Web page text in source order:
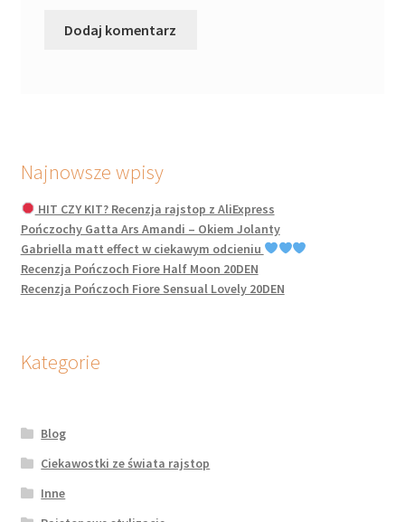
Najnowsze wpisy
HIT CZY KIT? Recenzja rajstop z AliExpress
Pończochy Gatta Ars Amandi – Okiem Jolanty
Gabriella matt effect w ciekawym odcieniu
Recenzja Pończoch Fiore Half Moon 20DEN
Recenzja Pończoch Fiore Sensual Lovely 20DEN
Kategorie
Blog
Ciekawostki ze świata rajstop
Inne